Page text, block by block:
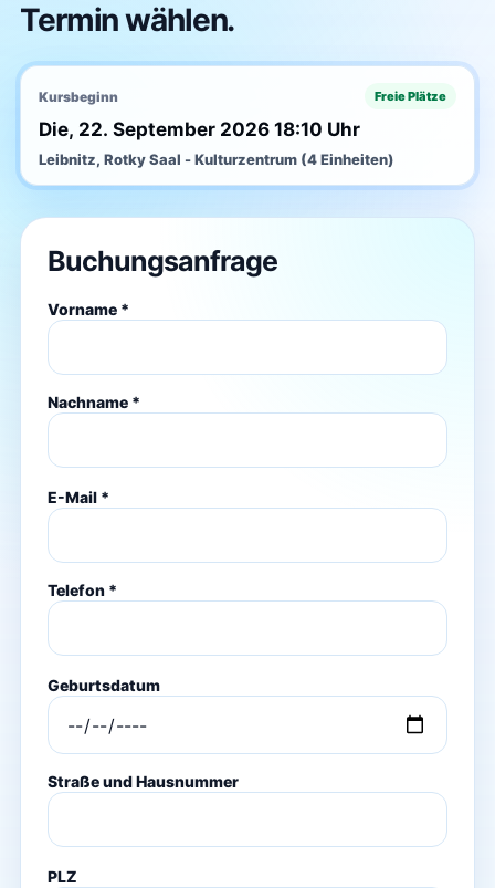
Termin wählen.
Kursbeginn Freie Plätze
Die, 22. September 2026 18:10 Uhr
Leibnitz, Rotky Saal - Kulturzentrum (4 Einheiten)
Buchungsanfrage
Vorname *
Nachname *
E-Mail *
Telefon *
Geburtsdatum
Straße und Hausnummer
PLZ